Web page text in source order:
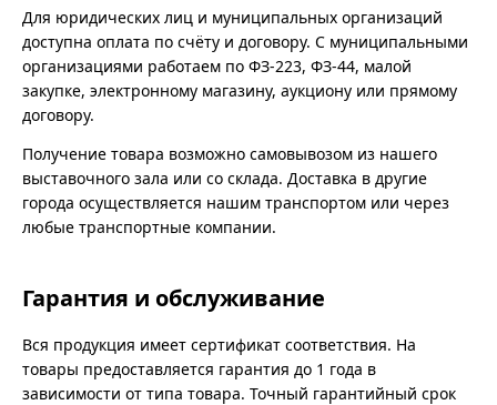
Для юридических лиц и муниципальных организаций
доступна оплата по счёту и договору. С муниципальными
организациями работаем по ФЗ-223, ФЗ-44, малой
закупке, электронному магазину, аукциону или прямому
договору.
Получение товара возможно самовывозом из нашего
выставочного зала или со склада. Доставка в другие
города осуществляется нашим транспортом или через
любые транспортные компании.
Гарантия и обслуживание
Вся продукция имеет сертификат соответствия. На
товары предоставляется гарантия до 1 года в
зависимости от типа товара. Точный гарантийный срок